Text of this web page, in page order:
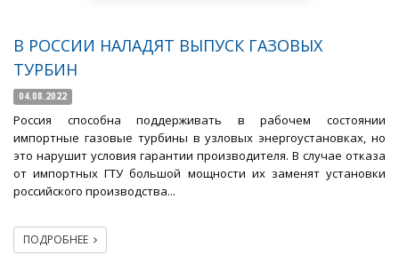
В РОССИИ НАЛАДЯТ ВЫПУСК ГАЗОВЫХ
ТУРБИН
04.08.2022
Россия способна поддерживать в рабочем состоянии
импортные газовые турбины в узловых энергоустановках, но
это нарушит условия гарантии производителя. В случае отказа
от импортных ГТУ большой мощности их заменят установки
российского производства...
ПОДРОБНЕЕ